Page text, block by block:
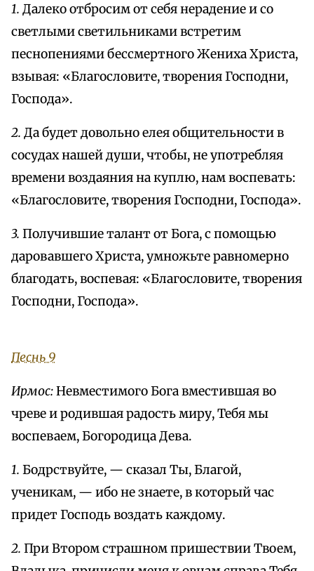
1. Далеко отбросим от себя нерадение и со
светлыми светильниками встретим
песнопениями бессмертного Жениха Христа,
взывая: «Благословите, творения Господни,
Господа».
2. Да будет довольно елея общительности в
сосудах нашей души, чтобы, не употребляя
времени воздаяния на куплю, нам воспевать:
«Благословите, творения Господни, Господа».
3. Получившие талант от Бога, с помощью
даровавшего Христа, умножьте равномерно
благодать, воспевая: «Благословите, творения
Господни, Господа».
Песнь 9
Ирмос:Невместимого Бога вместившая во
чреве и родившая радость миру, Тебя мы
воспеваем, Богородица Дева.
1. Бодрствуйте, — сказал Ты, Благой,
ученикам, — ибо не знаете, в который час
придет Господь воздать каждому.
2. При Втором страшном пришествии Твоем,